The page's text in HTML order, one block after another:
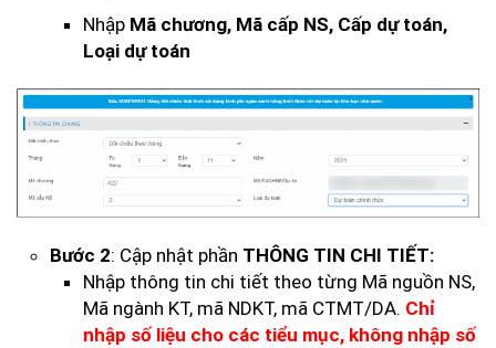
Nhập Mã chương, Mã cấp NS, Cấp dự toán,
Loại dự toán
Bước 2: Cập nhật phần THÔNG TIN CHI TIẾT:
Nhập thông tin chi tiết theo từng Mã nguồn NS,
Mã ngành KT, mã NDKT, mã CTMT/DA. Chỉ
nhập số liệu cho các tiểu mục, không nhập số